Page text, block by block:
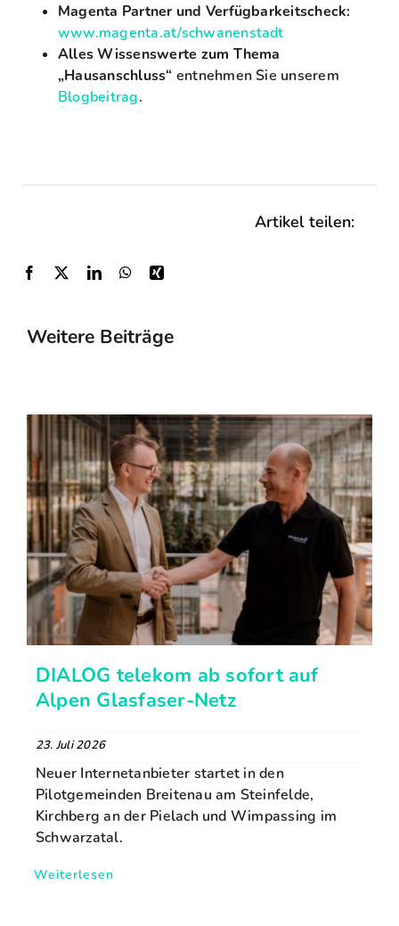
Magenta Partner und Verfügbarkeitscheck:
www.magenta.at/schwanenstadt
Alles Wissenswerte zum Thema
„Hausanschluss“ entnehmen Sie unserem
Blogbeitrag.
Artikel teilen:
Weitere Beiträge
DIALOG telekom ab sofort auf
Alpen Glasfaser-Netz
23. Juli 2026
Neuer Internetanbieter startet in den
Pilotgemeinden Breitenau am Steinfelde,
Kirchberg an der Pielach und Wimpassing im
Schwarzatal.
Weiterlesen